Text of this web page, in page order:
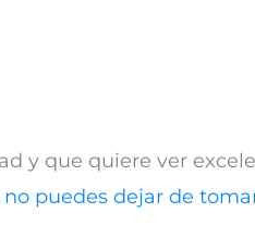
y que quiere ver
no puedes dejar de